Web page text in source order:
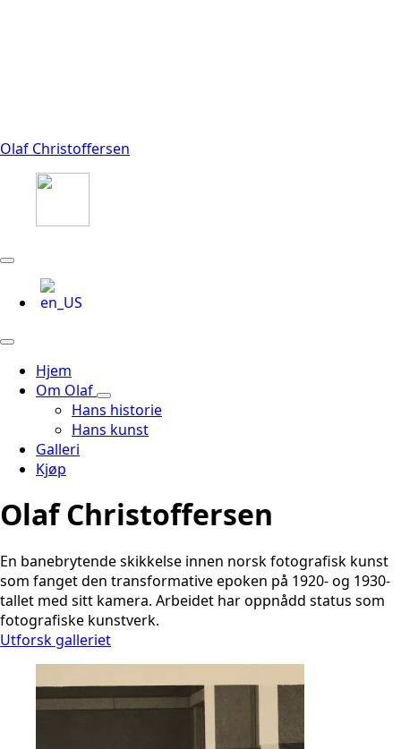
Olaf Christoffersen
Hjem
Om Olaf
Hans historie
Hans kunst
Galleri
Kjøp
Olaf Christoffersen
En banebrytende skikkelse innen norsk fotografisk kunst
som fanget den transformative epoken på 1920- og 1930-
tallet med sitt kamera. Arbeidet har oppnådd status som
fotografiske kunstverk.
Utforsk galleriet